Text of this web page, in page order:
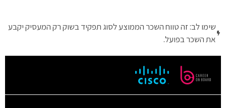
שימו לב: זה טווח השכר הממוצע לסוג תפקיד בשוק רק המעסיק יקבע
את השכר בפועל.